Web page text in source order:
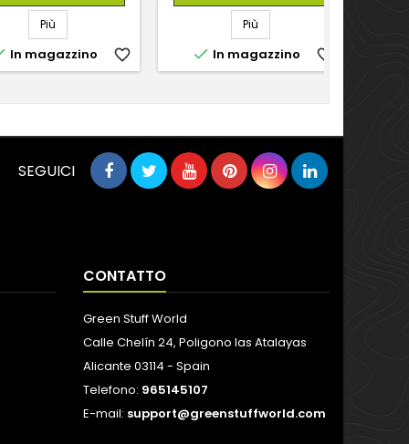
Più
In magazzino favorite_border
Più
 In magazzino favorite_border
SEGUICI
CONTATTO
Green Stuff World
Calle Chelín 24, Poligono las Atalayas
Alicante 03114 - Spain
Telefono: 965145107
E-mail: support@greenstuffworld.com